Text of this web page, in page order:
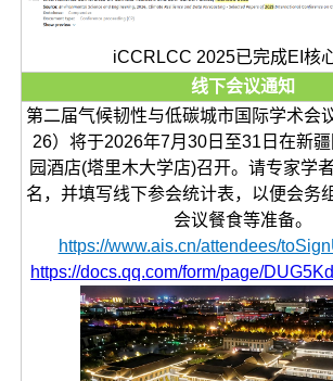
iCCRLCC 2025已完成EI核
线下会议通知
第二届气候韧性与低碳城市国际学术会
26）将于2026年7月30日至31日在新
园酒店(塔里木大学店)召开。请专家学
名，并填写线下参会统计表，以便会务
会议餐食等准备。
https://www.ais.cn/attendees/
https://docs.qq.com/form/page/